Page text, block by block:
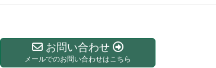
お問い合わせ
メールでのお問い合わせはこちら